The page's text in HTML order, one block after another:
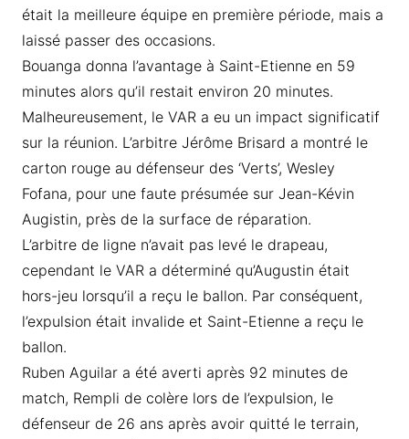
était la meilleure équipe en première période, mais a
laissé passer des occasions.
Bouanga donna l’avantage à Saint-Etienne en 59
minutes alors qu’il restait environ 20 minutes.
Malheureusement, le VAR a eu un impact significatif
sur la réunion. L’arbitre Jérôme Brisard a montré le
carton rouge au défenseur des ‘Verts’, Wesley
Fofana, pour une faute présumée sur Jean-Kévin
Augistin, près de la surface de réparation.
L’arbitre de ligne n’avait pas levé le drapeau,
cependant le VAR a déterminé qu’Augustin était
hors-jeu lorsqu’il a reçu le ballon. Par conséquent,
l’expulsion était invalide et Saint-Etienne a reçu le
ballon.
Ruben Aguilar a été averti après 92 minutes de
match, Rempli de colère lors de l’expulsion, le
défenseur de 26 ans après avoir quitté le terrain,